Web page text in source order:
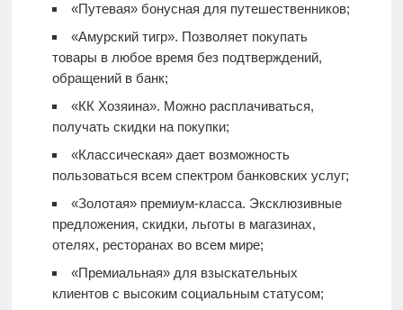
«Путевая» бонусная для путешественников;
«Амурский тигр». Позволяет покупать
товары в любое время без подтверждений,
обращений в банк;
«КК Хозяина». Можно расплачиваться,
получать скидки на покупки;
«Классическая» дает возможность
пользоваться всем спектром банковских услуг;
«Золотая» премиум-класса. Эксклюзивные
предложения, скидки, льготы в магазинах,
отелях, ресторанах во всем мире;
«Премиальная» для взыскательных
клиентов с высоким социальным статусом;